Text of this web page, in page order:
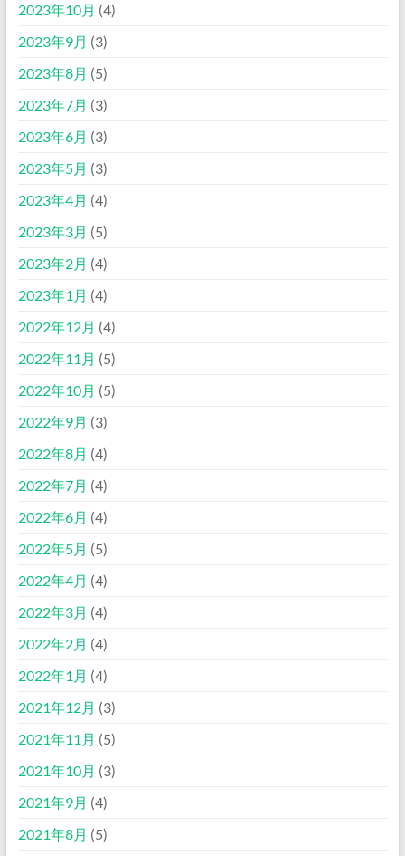
2023年10月 (4)
2023年9月 (3)
2023年8月 (5)
2023年7月 (3)
2023年6月 (3)
2023年5月 (3)
2023年4月 (4)
2023年3月 (5)
2023年2月 (4)
2023年1月 (4)
2022年12月 (4)
2022年11月 (5)
2022年10月 (5)
2022年9月 (3)
2022年8月 (4)
2022年7月 (4)
2022年6月 (4)
2022年5月 (5)
2022年4月 (4)
2022年3月 (4)
2022年2月 (4)
2022年1月 (4)
2021年12月 (3)
2021年11月 (5)
2021年10月 (3)
2021年9月 (4)
2021年8月 (5)